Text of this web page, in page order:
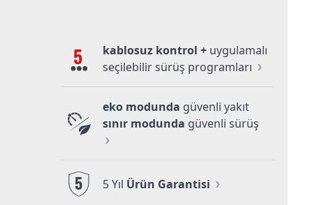
5 kablosuz kontrol + uygulamalı
seçilebilir sürüş programları
eko modunda güvenli yakıt
sınır modunda güvenli sürüş
5 5 Yıl Ürün Garantisi